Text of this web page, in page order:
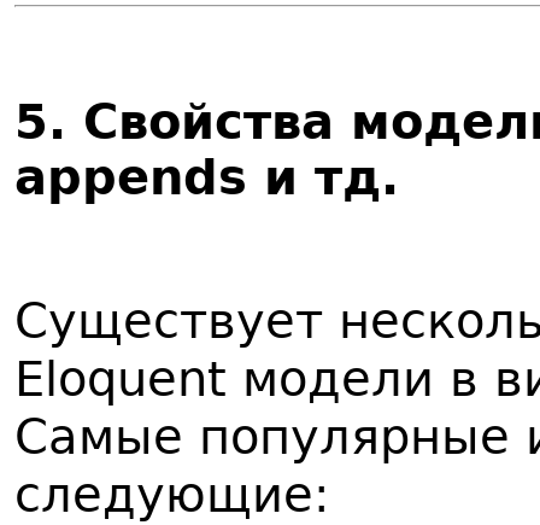
5. Свойства
appends и тд.
Существует
Eloquent модели в
Самые популярные
следующие: